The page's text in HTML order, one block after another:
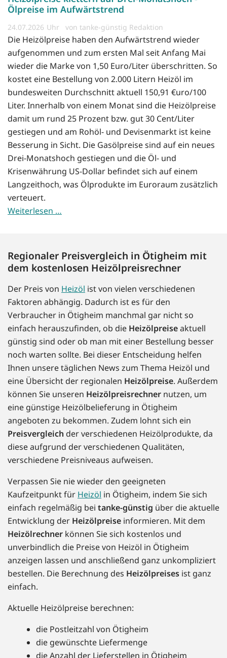
Ölpreise im Aufwärtstrend
24.07.2026 von tanke-günstig Redaktion
Die Heizölpreise haben den Aufwärtstrend wieder
aufgenommen und zum ersten Mal seit Anfang Mai
wieder die Marke von 1,50 Euro/Liter überschritten. So
kostet eine Bestellung von 2.000 Litern Heizöl im
bundesweiten Durchschnitt aktuell 150,91 €uro/100
Liter. Innerhalb von einem Monat sind die Heizölpreise
damit um rund 25 Prozent bzw. gut 30 Cent/Liter
gestiegen und am Rohöl- und Devisenmarkt ist keine
Besserung in Sicht. Die Gasölpreise sind auf ein neues
Drei-Monatshoch gestiegen und die Öl- und
Krisenwährung US-Dollar befindet sich auf einem
Langzeithoch, was Ölprodukte im Euroraum zusätzlich
verteuert.
Weiterlesen …
Regionaler Preisvergleich in Ötigheim mit
dem kostenlosen Heizölpreisrechner
Der Preis von Heizöl ist von vielen verschiedenen
Faktoren abhängig. Dadurch ist es für den
Verbraucher in Ötigheim manchmal gar nicht so
einfach herauszufinden, ob die Heizölpreiseaktuell
günstig sind oder ob man mit einer Bestellung besser
noch warten sollte. Bei dieser Entscheidung helfen
Ihnen unsere täglichen News zum Thema Heizöl und
eine Übersicht der regionalen Heizölpreise. Außerdem
können Sie unseren Heizölpreisrechner nutzen, um
eine günstige Heizölbelieferung in Ötigheim
angeboten zu bekommen. Zudem lohnt sich ein
Preisvergleich der verschiedenen Heizölprodukte, da
diese aufgrund der verschiedenen Qualitäten,
verschiedene Preisniveaus aufweisen.
Verpassen Sie nie wieder den geeigneten
Kaufzeitpunkt für Heizöl in Ötigheim, indem Sie sich
einfach regelmäßig bei tanke-günstig über die aktuelle
Entwicklung der Heizölpreise informieren. Mit dem
Heizölrechner können Sie sich kostenlos und
unverbindlich die Preise von Heizöl in Ötigheim
anzeigen lassen und anschließend ganz unkompliziert
bestellen. Die Berechnung des Heizölpreises ist ganz
einfach.
Aktuelle Heizölpreise berechnen:
die Postleitzahl von Ötigheim
die gewünschte Liefermenge
die Anzahl der Lieferstellen in Ötigheim